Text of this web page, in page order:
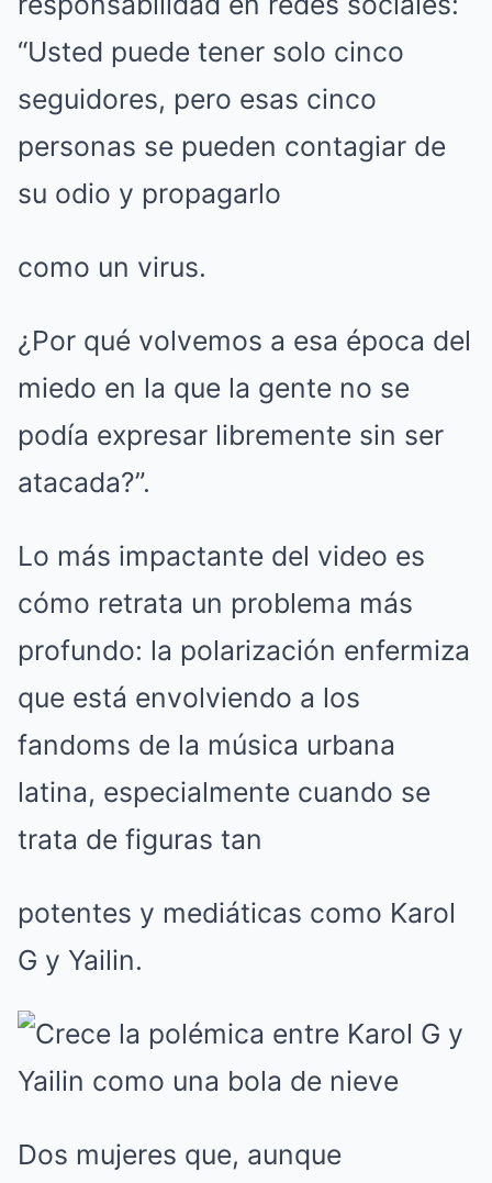
“Usted puede tener solo cinco
seguidores, pero esas cinco
personas se pueden contagiar de
su odio y propagarlo
como un virus.
¿Por qué volvemos a esa época del
miedo en la que la gente no se
podía expresar libremente sin ser
atacada?”.
Lo más impactante del video es
cómo retrata un problema más
profundo: la polarización enfermiza
que está envolviendo a los
fandoms de la música urbana
latina, especialmente cuando se
trata de figuras tan
potentes y mediáticas como Karol
G y Yailin.
Dos mujeres que, aunque